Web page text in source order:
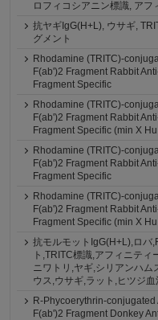
ロフィコシアニン標識, アフ
抗ヤギIgG(H+L), ウサギ,
グメント
Rhodamine (TRITC)-
F(ab')2 Fragment Rabbit
Fragment Specific
Rhodamine (TRITC)-
F(ab')2 Fragment Rabbit
Fragment Specific (min X
Rhodamine (TRITC)-
F(ab')2 Fragment Rabbit
Fragment Specific
Rhodamine (TRITC)-
F(ab')2 Fragment Rabbit
Fragment Specific (min X
抗モルモットIgG(H+L),ロバ
ト,TRITC標識,アフィニティ
ニワトリ,ヤギ,シリアンハム
ウス,ウサギ,ラット,ヒツジ
R-Phycoerythrin-conjugated
F(ab')2 Fragment Donkey